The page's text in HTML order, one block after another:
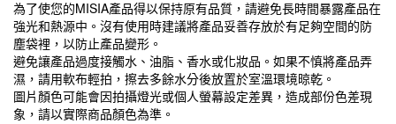
為了使您的MISIA產品得以保持原有品質，請避免長時間暴露產品在
強光和熱源中。沒有使用時建議將產品妥善存放於有足夠空間的防
塵袋裡，以防止產品變形。
避免讓產品過度接觸水、油脂、香水或化妝品。如果不慎將產品弄
濕，請用軟布輕拍，擦去多餘水分後放置於室溫環境晾乾。
圖片顏色可能會因拍攝燈光或個人螢幕設定差異，造成部份色差現
象，請以實際商品顏色為準。